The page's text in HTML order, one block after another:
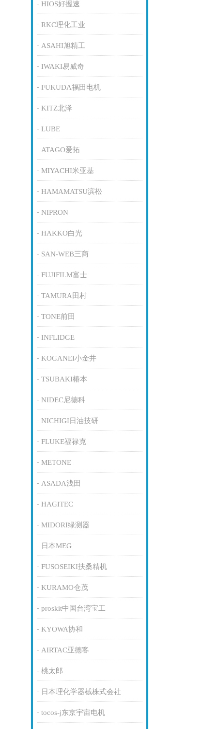
HIOS好握速
RKC理化工业
ASAHI旭精工
IWAKI易威奇
FUKUDA福田电机
KITZ北泽
LUBE
ATAGO爱拓
MIYACHI米亚基
HAMAMATSU滨松
NIPRON
HAKKO白光
SAN-WEB三商
FUJIFILM富士
TAMURA田村
TONE前田
INFLIDGE
KOGANEI小金井
TSUBAKI椿本
NIDEC尼德科
NICHIGI日油技研
FLUKE福禄克
METONE
ASADA浅田
HAGITEC
MIDORI绿测器
日本MEG
FUSOSEIKI扶桑精机
KURAMO仓茂
proskit中国台湾宝工
KYOWA协和
AIRTAC亚德客
桃太郎
日本理化学器械株式会社
tocos-j东京宇宙电机